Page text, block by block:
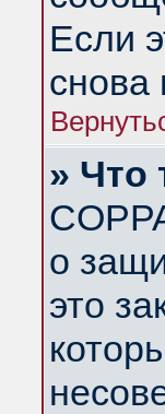
Если
снова
» Что
о
это